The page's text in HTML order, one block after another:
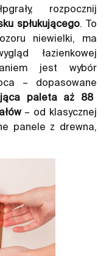
rozpocznij
spłukującego . To
niewielki, ma
łazienkowej
jest wybór
– dopasowane
paleta aż 88
– od klasycznej
panele z drewna,